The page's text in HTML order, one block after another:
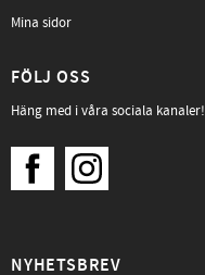
Mina sidor
FÖLJ OSS
Häng med i våra sociala kanaler!
NYHETSBREV